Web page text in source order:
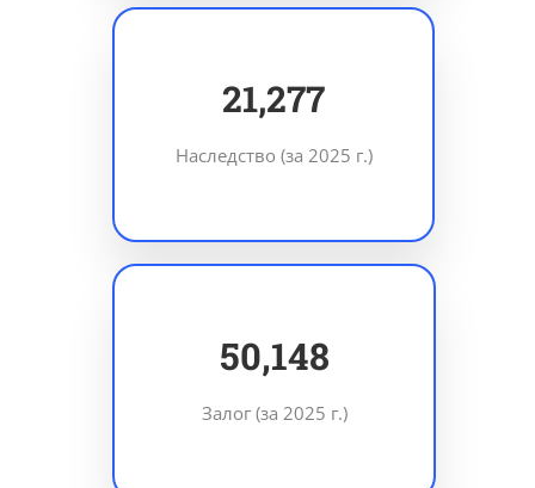
30,281
Наследство (за 2025 г.)
71,367
Залог (за 2025 г.)